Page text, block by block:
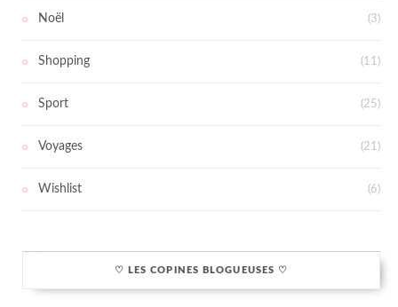
Noël (3)
Shopping (11)
Sport (25)
Voyages (21)
Wishlist (6)
♡ LES COPINES BLOGUEUSES ♡